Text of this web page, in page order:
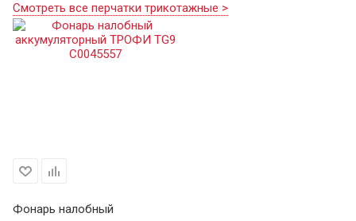
Смотреть все перчатки трикотажные >
Фонарь налобный